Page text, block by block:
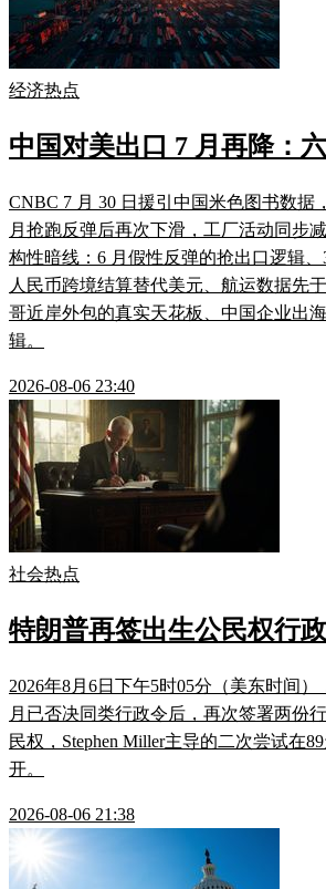
经济热点
中国对美出口 7 月再降：
CNBC 7 月 30 日援引中国米色图书数据
月抢跑反弹后再次下滑，工厂活动同步
构性暗线：6 月假性反弹的抢出口逻辑、
人民币跨境结算替代美元、航运数据先
哥近岸外包的真实天花板、中国企业出
辑。
2026-08-06 23:40
社会热点
特朗普再签出生公民权行
2026年8月6日下午5时05分（美东时间
月已否决同类行政令后，再次签署两份
民权，Stephen Miller主导的二次尝试在
开。
2026-08-06 21:38